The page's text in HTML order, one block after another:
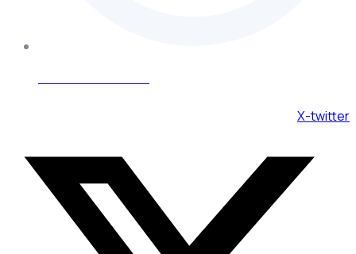
X-twitter